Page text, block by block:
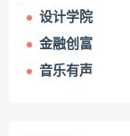
设计学院
金融创富
音乐有声